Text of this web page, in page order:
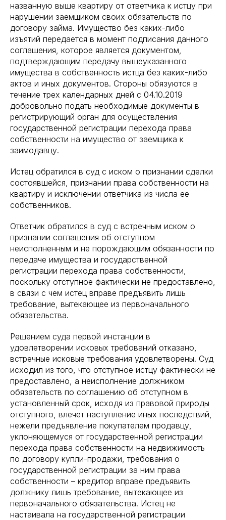
названную выше квартиру от ответчика к истцу при
нарушении заемщиком своих обязательств по
договору займа. Имущество без каких-либо
изъятий передается в момент подписания данного
соглашения, которое является документом,
подтверждающим передачу вышеуказанного
имущества в собственность истца без каких-либо
актов и иных документов. Стороны обязуются в
течение трех календарных дней с 04.10.2019
добровольно подать необходимые документы в
регистрирующий орган для осуществления
государственной регистрации перехода права
собственности на имущество от заемщика к
заимодавцу.
Истец обратился в суд с иском о признании сделки
состоявшейся, признании права собственности на
квартиру и исключении ответчика из числа ее
собственников.
Ответчик обратился в суд с встречным иском о
признании соглашения об отступном
неисполненным и не порождающим обязанности по
передаче имущества и государственной
регистрации перехода права собственности,
поскольку отступное фактически не предоставлено,
в связи с чем истец вправе предъявить лишь
требование, вытекающее из первоначального
обязательства.
Решением суда первой инстанции в
удовлетворении исковых требований отказано,
встречные исковые требования удовлетворены. Суд
исходил из того, что отступное истцу фактически не
предоставлено, а неисполнение должником
обязательств по соглашению об отступном в
установленный срок, исходя из правовой природы
отступного, влечет наступление иных последствий,
нежели предъявление покупателем продавцу,
уклоняющемуся от государственной регистрации
перехода права собственности на недвижимость
по договору купли-продажи, требования о
государственной регистрации за ним права
собственности – кредитор вправе предъявить
должнику лишь требование, вытекающее из
первоначального обязательства. Истец не
настаивала на государственной регистрации